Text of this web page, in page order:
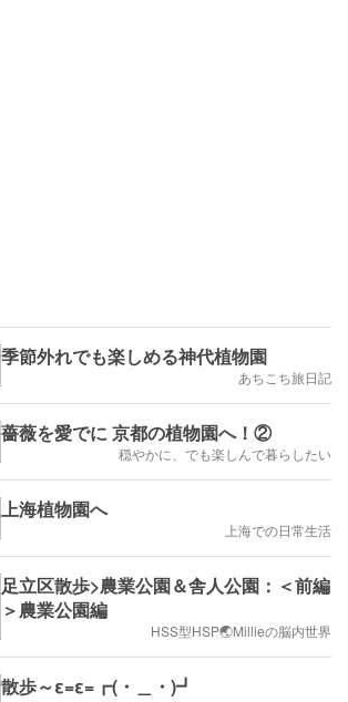
季節外れでも楽しめる神代植物園
あちこち旅日記
薔薇を愛でに 京都の植物園へ！②
穏やかに、でも楽しんで暮らしたい
上海植物園へ
上海での日常生活
足立区散歩>農業公園＆舎人公園：＜前編
＞農業公園編
HSS型HSP🌏Millieの脳内世界
散歩～ε=ε=┏(・＿・)┛